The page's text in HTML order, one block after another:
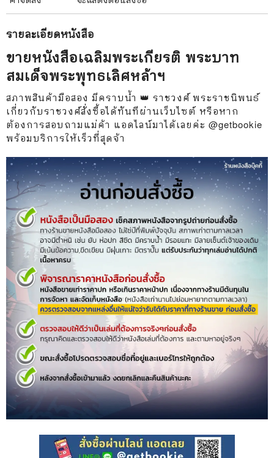
รายละเอียดหนังสือ
ขายหนังสือเฉลิมพระเกียรติ พระบาท
สมเด็จพระพุทธเลิศหล้าฯ
สภาพสินค้ามือสอง มีคราบน้ำ 👑 ราชวงศ์ พระราชนิพนธ์
เกี่ยวกับราชวงศ์สั่งซื้อได้ทันทีผ่านเว็บไซต์ หรือหาก
ต้องการสอบถามแม่ค้า แอดไลน์มาได้เลยค่ะ @getbookie
พร้อมบริการให้เร็วที่สุดจ้า